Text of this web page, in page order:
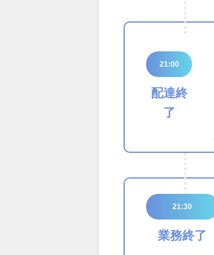
21:00
配達終
了
21:30
業務終了